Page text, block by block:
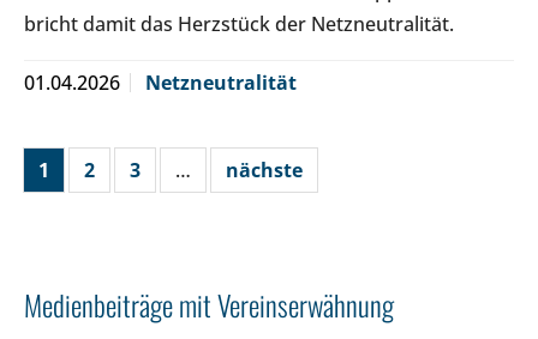
bricht damit das Herzstück der Netzneutralität.
01.04.2026 Netzneutralität
1 2 3 … nächste
Medienbeiträge mit Vereinserwähnung